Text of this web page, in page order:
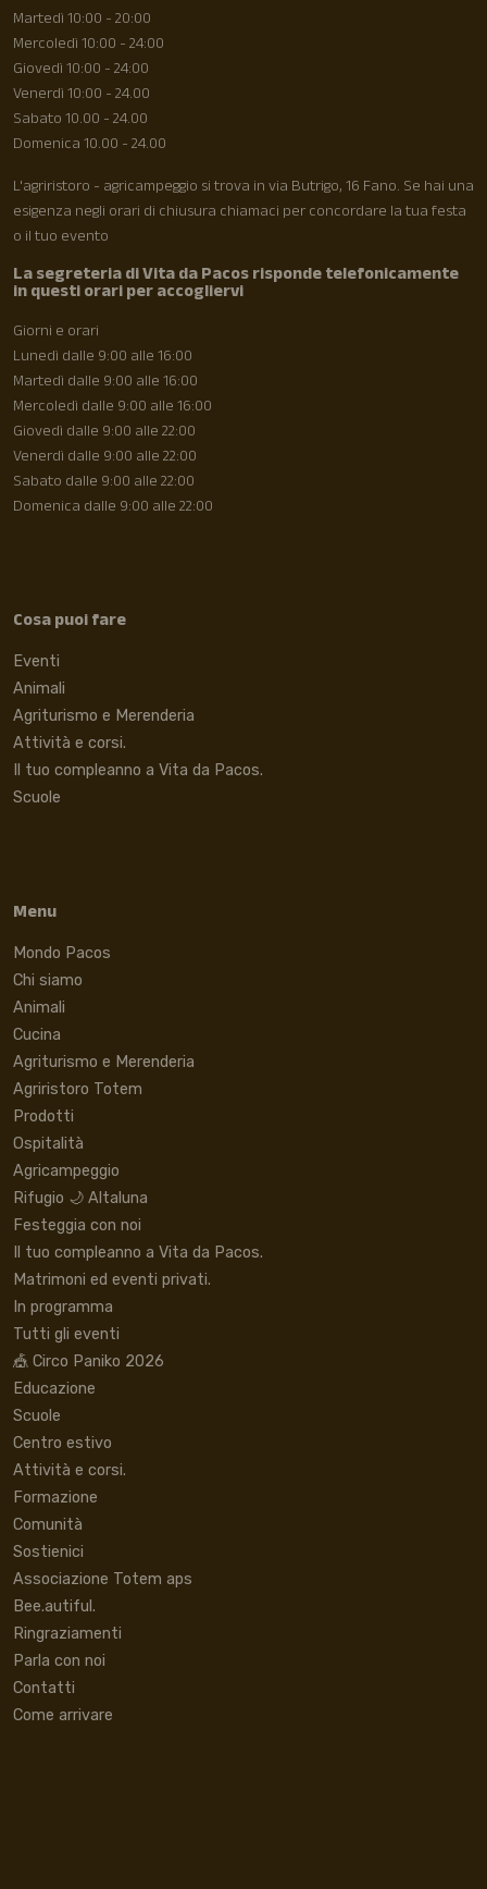
Martedì 10:00 - 20:00
Mercoledì 10:00 - 24:00
Giovedì 10:00 - 24:00
Venerdì 10:00 - 24.00
Sabato 10.00 - 24.00
Domenica 10.00 - 24.00
L'agriristoro - agricampeggio si trova in via Butrigo, 16 Fano. Se hai una
esigenza negli orari di chiusura chiamaci per concordare la tua festa
o il tuo evento
La segreteria di Vita da Pacos risponde telefonicamente
in questi orari per accogliervi
Giorni e orari
Lunedì dalle 9:00 alle 16:00
Martedì dalle 9:00 alle 16:00
Mercoledì dalle 9:00 alle 16:00
Giovedì dalle 9:00 alle 22:00
Venerdì dalle 9:00 alle 22:00
Sabato dalle 9:00 alle 22:00
Domenica dalle 9:00 alle 22:00
Cosa puoi fare
Eventi
Animali
Agriturismo e Merenderia
Attività e corsi.
Il tuo compleanno a Vita da Pacos.
Scuole
Menu
Mondo Pacos
Chi siamo
Animali
Cucina
Agriturismo e Merenderia
Agriristoro Totem
Prodotti
Ospitalità
Agricampeggio
Rifugio 🌙 Altaluna
Festeggia con noi
Il tuo compleanno a Vita da Pacos.
Matrimoni ed eventi privati.
In programma
Tutti gli eventi
🎪 Circo Paniko 2026
Educazione
Scuole
Centro estivo
Attività e corsi.
Formazione
Comunità
Sostienici
Associazione Totem aps
Bee.autiful.
Ringraziamenti
Parla con noi
Contatti
Come arrivare